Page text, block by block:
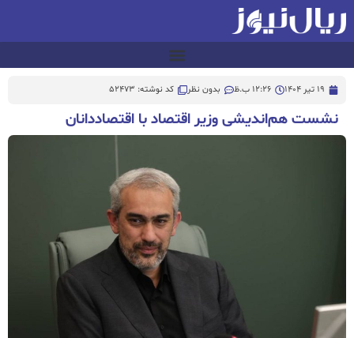
19 تیر 1404 12:26 ب.ظ بدون نظر کد نوشته: 52473
نشست هم‌اندیشی وزیر اقتصاد با اقتصاددانان